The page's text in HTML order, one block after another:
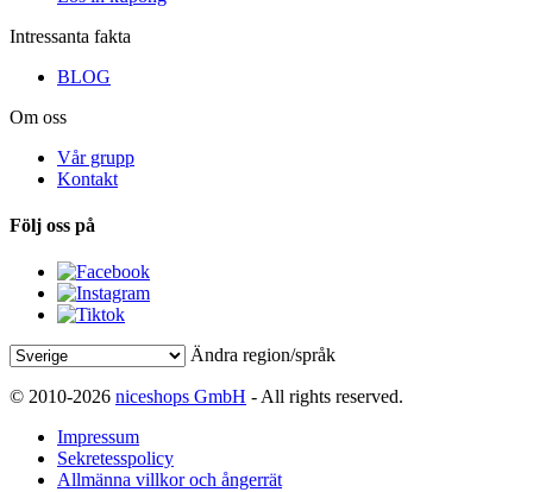
Intressanta fakta
BLOG
Om oss
Vår grupp
Kontakt
Följ oss på
Ändra region/språk
© 2010-2026 niceshops GmbH - All rights reserved.
Impressum
Sekretesspolicy
Allmänna villkor och ångerrät